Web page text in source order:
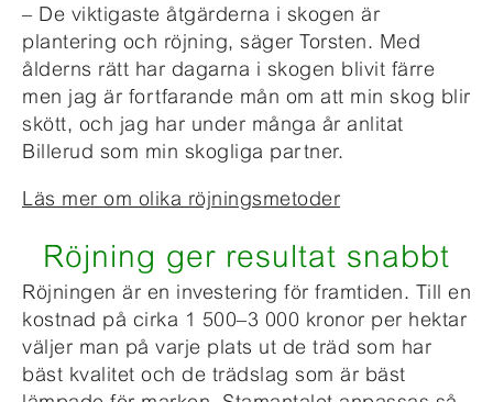
– De viktigaste åtgärderna i skogen är
plantering och röjning, säger Torsten. Med
ålderns rätt har dagarna i skogen blivit färre
men jag är fortfarande mån om att min skog blir
skött, och jag har under många år anlitat
Billerud som min skogliga partner.
Läs mer om olika röjningsmetoder
Röjning ger resultat snabbt
Röjningen är en investering för framtiden. Till en
kostnad på cirka 1 500–3 000 kronor per hektar
väljer man på varje plats ut de träd som har
bäst kvalitet och de trädslag som är bäst